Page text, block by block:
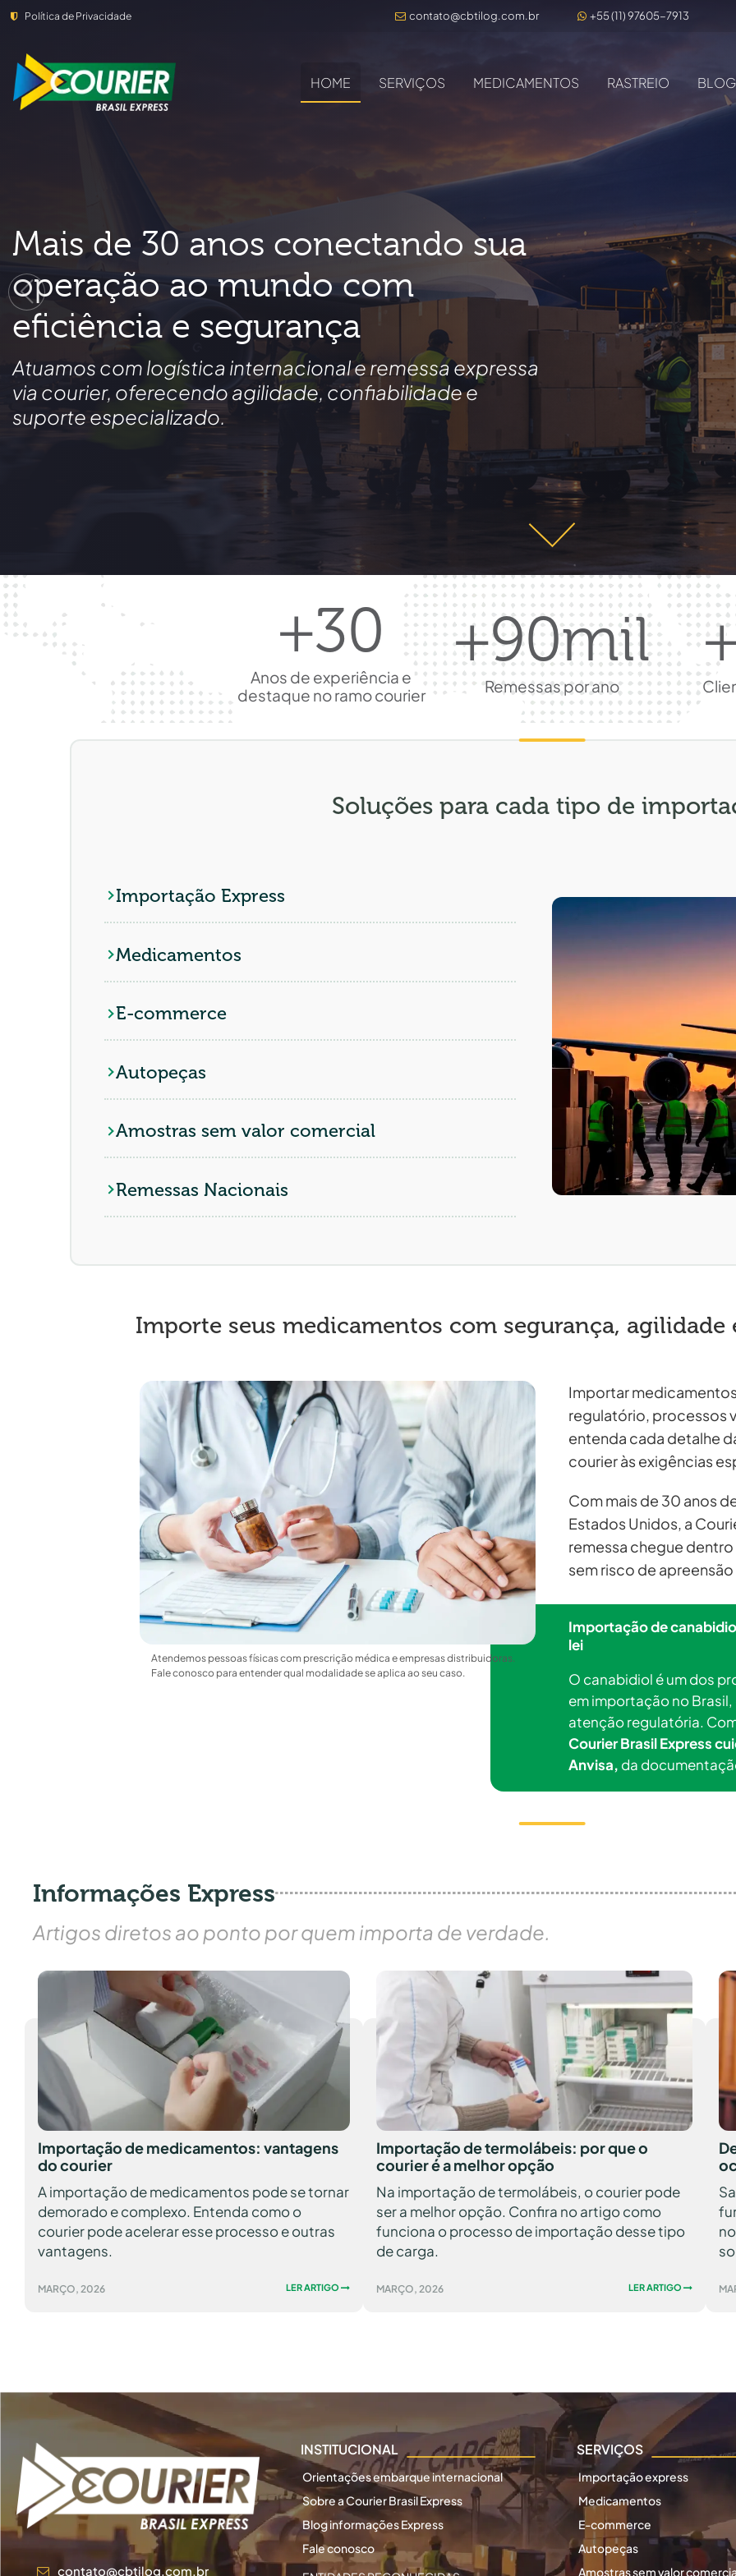
Política de Privacidade contato@cbtilog.com.br +55 (11) 97605-7913
HOME SERVIÇOS MEDICAMENTOS RASTREIO BLOG
Mais de 30 anos conectando sua
operação ao mundo com
eficiência e segurança
Atuamos com logística internacional e remessa expressa
via courier, oferecendo agilidade, confiabilidade e
suporte especializado.
+30
Anos de experiência e
destaque no ramo courier
+90mil
Remessas por ano
Soluções para cada tipo de
Importação Express
Medicamentos
E-commerce
Autopeças
Amostras sem valor comercial
Remessas Nacionais
Importe seus medicamentos com segurança,
Atendemos pessoas físicas com prescrição médica e empresas distribuidoras.
Fale conosco para entender qual modalidade se aplica ao seu caso.
Importar
regulatório, processos
entenda cada detalhe
courier às exigências
Com mais de 30 anos
Estados Unidos, a
remessa chegue
sem risco de
Importação de
lei
O canabidiol é um dos
em importação no Brasil,
atenção regulatória.
Courier Brasil Express
Anvisa, da
Informações Express
Artigos diretos ao ponto por quem importa de verdade.
Importação de medicamentos: vantagens
do courier
A importação de medicamentos pode se tornar
demorado e complexo. Entenda como o
courier pode acelerar esse processo e outras
vantagens.
MARÇO, 2026 LER ARTIGO
Importação de termolábeis: por que o
courier é a melhor opção
Na importação de termolábeis, o courier pode
ser a melhor opção. Confira no artigo como
funciona o processo de importação desse tipo
de carga.
MARÇO, 2026 LER ARTIGO
contato@cbtilog.com.br
INSTITUCIONAL
Orientações embarque internacional
Sobre a Courier Brasil Express
Blog informações Express
Fale conosco
SERVIÇOS
Importação express
Medicamentos
E-commerce
Autopeças
Amostras sem valor